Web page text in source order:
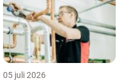
05 juli 2026